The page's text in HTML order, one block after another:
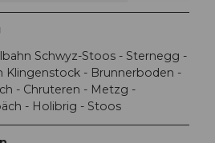
Schwyz-Stoos - Sternegg -
Klingenstock - Brunnerboden -
- Chruteren - Metzg -
- Holibrig - Stoos